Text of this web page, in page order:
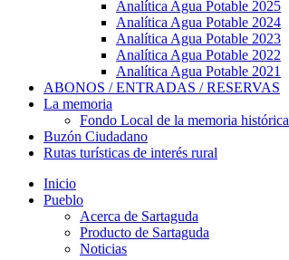
Analítica Agua Potable 2025
Analítica Agua Potable 2024
Analítica Agua Potable 2023
Analítica Agua Potable 2022
Analítica Agua Potable 2021
ABONOS / ENTRADAS / RESERVAS
La memoria
Fondo Local de la memoria histórica
Buzón Ciudadano
Rutas turísticas de interés rural
Inicio
Pueblo
Acerca de Sartaguda
Producto de Sartaguda
Noticias